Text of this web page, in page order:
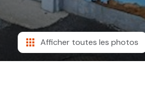
Afficher toutes les photos